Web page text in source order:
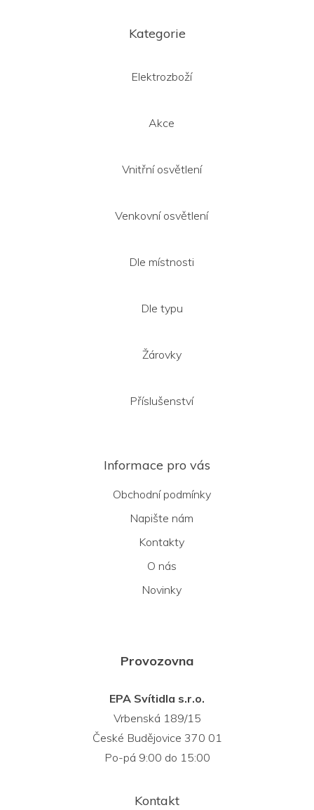
Kategorie
Elektrozboží
Akce
Vnitřní osvětlení
Venkovní osvětlení
Dle místnosti
Dle typu
Žárovky
Příslušenství
Informace pro vás
Obchodní podmínky
Napište nám
Kontakty
O nás
Novinky
Provozovna
EPA Svítidla s.r.o.
Vrbenská 189/15
České Budějovice 370 01
Po-pá 9:00 do 15:00
Kontakt